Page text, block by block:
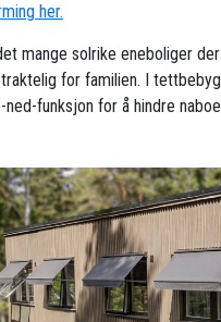
her.
mange solrike eneboliger
for familien. I
funksjon for å hindre